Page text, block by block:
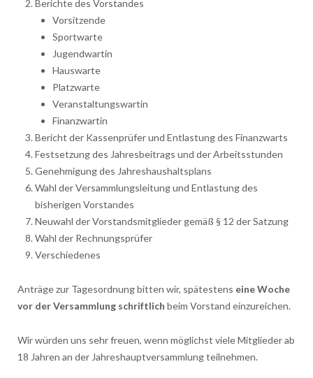
Berichte des Vorstandes
Vorsitzende
Sportwarte
Jugendwartin
Hauswarte
Platzwarte
Veranstaltungswartin
Finanzwartin
Bericht der Kassenprüfer und Entlastung des Finanzwarts
Festsetzung des Jahresbeitrags und der Arbeitsstunden
Genehmigung des Jahreshaushaltsplans
Wahl der Versammlungsleitung und Entlastung des
bisherigen Vorstandes
Neuwahl der Vorstandsmitglieder gemäß § 12 der Satzung
Wahl der Rechnungsprüfer
Verschiedenes
Anträge zur Tagesordnung bitten wir, spätestens eine Woche
vor der Versammlung schriftlich beim Vorstand einzureichen.
Wir würden uns sehr freuen, wenn möglichst viele Mitglieder ab
18 Jahren an der Jahreshauptversammlungteilnehmen.